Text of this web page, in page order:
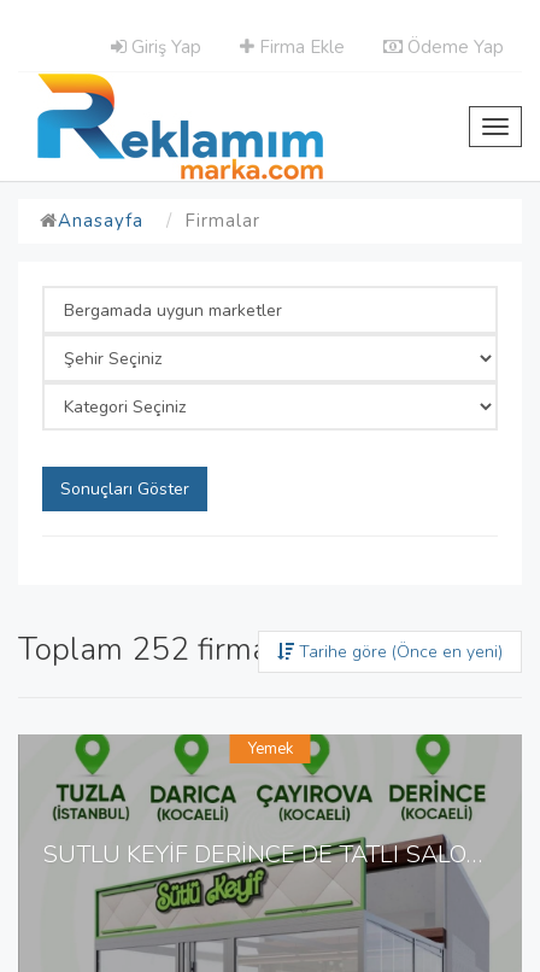
Giriş Yap Firma Ekle Ödeme Yap
Anasayfa Firmalar
Sonuçları Göster
Toplam 252 firma bulunduTarihe göre (Önce en yeni)
SÜTLÜ KEYİF DERİNCE DE TATLI SALONU
Yemek